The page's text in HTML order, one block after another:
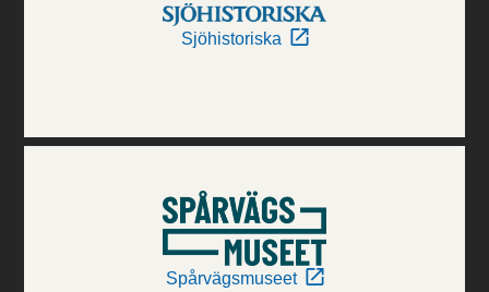
Sjöhistoriska
Spårvägsmuseet